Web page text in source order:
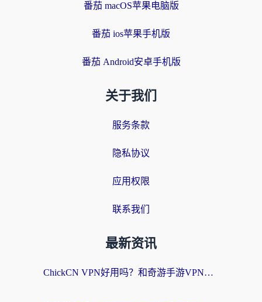
番茄 macOS苹果电脑版
番茄 ios苹果手机版
番茄 Android安卓手机版
关于我们
服务条款
隐私协议
应用权限
联系我们
最新资讯
ChickCN VPN好用吗？和奇游手游VPN对比哪个回国效果更好？海外党亲测实用指南